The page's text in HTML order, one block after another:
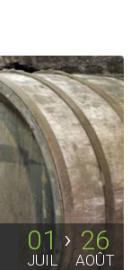
01
JUIL
26
AOÛT